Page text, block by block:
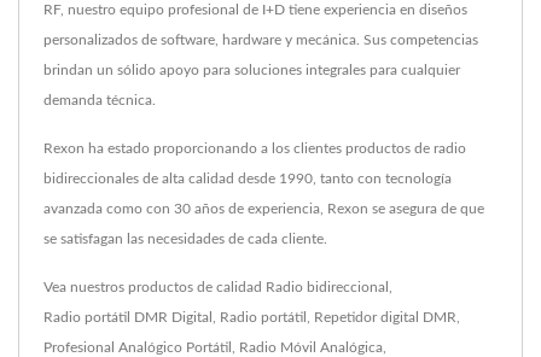
RF, nuestro equipo profesional de I+D tiene experiencia en diseños
personalizados de software, hardware y mecánica. Sus competencias
brindan un sólido apoyo para soluciones integrales para cualquier
demanda técnica.
Rexon ha estado proporcionando a los clientes productos de radio
bidireccionales de alta calidad desde 1990, tanto con tecnología
avanzada como con 30 años de experiencia, Rexon se asegura de que
se satisfagan las necesidades de cada cliente.
Vea nuestros productos de calidad Radio bidireccional
Radio portátil DMR Digital Radio portátil Repetidor digital DMR
Profesional Analógico Portátil Radio Móvil Analógica